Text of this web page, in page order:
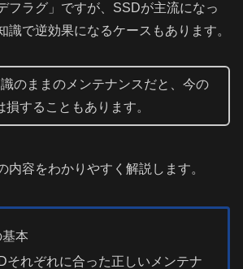
フラグ」ですが、SSDが主流になっ
識で逆効果になるケースもあります。
のままのメンテナンスだと、今の
損することもあります。
内容をわかりやすく解説します。
本
それぞれに合った正しいメンテナ